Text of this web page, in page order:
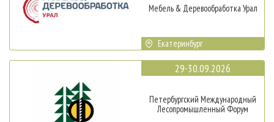
Мебель & Деревообработка Урал
Екатеринбург
29-30.09.2026
Петербургский Международный
Лесопромышленный Форум